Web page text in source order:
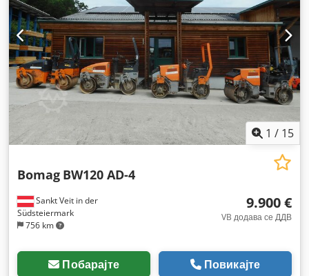
1 / 15
Sankt Veit in der
Südsteiermark
756 km
Bomag BW120 AD-4
9.900 €
VB додава се ДДВ
Побарајте Повикајте